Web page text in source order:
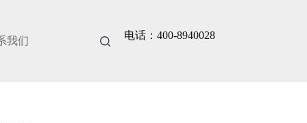
我们 电话：400-8940028